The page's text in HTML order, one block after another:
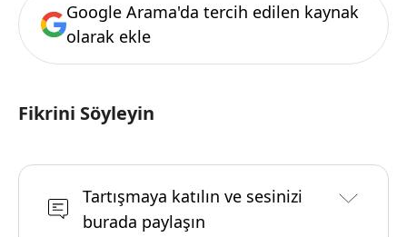
Google Arama'da tercih edilen kaynak
olarak ekle
Fikrini Söyleyin
Tartışmaya katılın ve sesinizi
burada paylaşın